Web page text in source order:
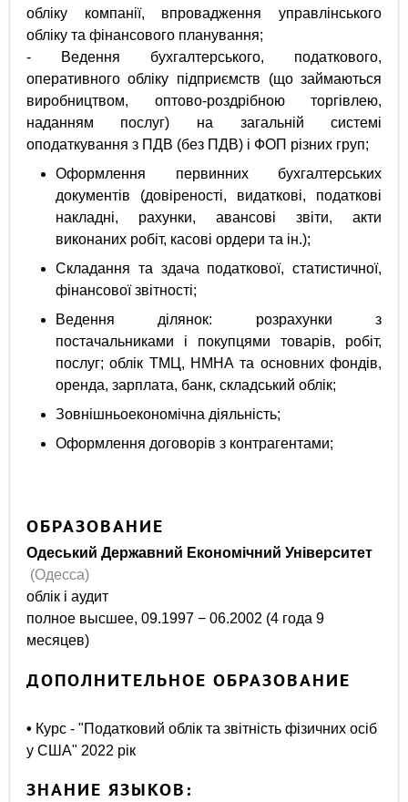
обліку компанії, впровадження управлінського
обліку та фінансового планування;
- Ведення бухгалтерського, податкового,
оперативного обліку підприємств (що займаються
виробництвом, оптово-роздрібною торгівлею,
наданням послуг) на загальній системі
оподаткування з ПДВ (без ПДВ) і ФОП різних груп;
Оформлення первинних бухгалтерських
документів (довіреності, видаткові, податкові
накладні, рахунки, авансові звіти, акти
виконаних робіт, касові ордери та ін.);
Складання та здача податкової, статистичної,
фінансової звітності;
Ведення ділянок: розрахунки з
постачальниками і покупцями товарів, робіт,
послуг; облік ТМЦ, НМНА та основних фондів,
оренда, зарплата, банк, складський облік;
Зовнішньоекономічна діяльність;
Оформлення договорів з контрагентами;
ОБРАЗОВАНИЕ
Одеський Державний Економічний Університет
(Одесса)
облік і аудит
полное высшее, 09.1997 − 06.2002 (4 года 9
месяцев)
ДОПОЛНИТЕЛЬНОЕ ОБРАЗОВАНИЕ
• Курс - "Податковий облік та звітність фізичних осіб
у США" 2022 рік
ЗНАНИЕ ЯЗЫКОВ: